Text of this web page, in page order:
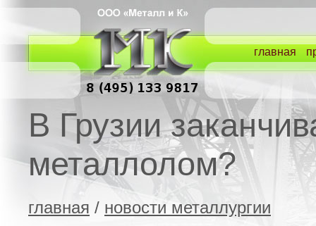
главная
В Грузии
металлолом?
главная / новости металлургии